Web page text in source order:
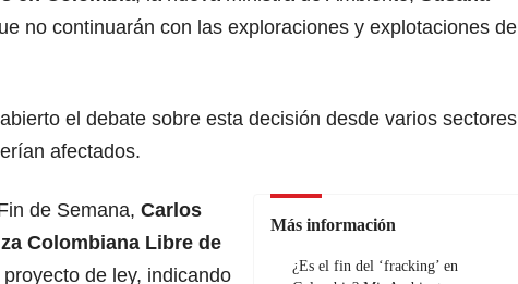
no continuarán con las exploraciones y explotaciones de
el debate sobre esta decisión desde varios sectores
afectados.
Más información
¿Es el fin del ‘fracking’ en
de Semana, Carlos
Colombiana Libre de
de ley, indicando